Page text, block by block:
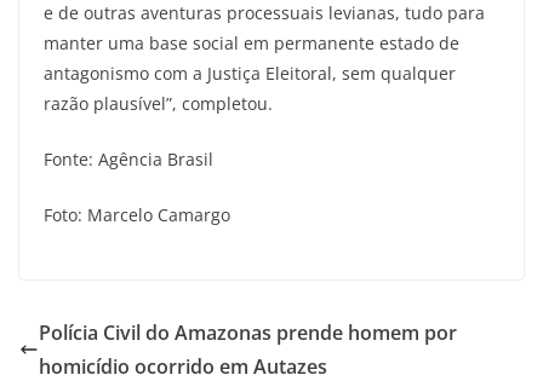
e de outras aventuras processuais levianas, tudo para
manter uma base social em permanente estado de
antagonismo com a Justiça Eleitoral, sem qualquer
razão plausível”, completou.
Fonte: Agência Brasil
Foto: Marcelo Camargo
Polícia Civil do Amazonas prende homem por
homicídio ocorrido em Autazes